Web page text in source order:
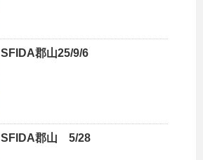
SFIDA郡山25/9/6
SFIDA郡山 5/28